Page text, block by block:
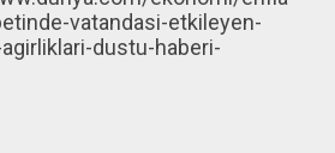
vatandasi-etkileyen-
dustu-haberi-